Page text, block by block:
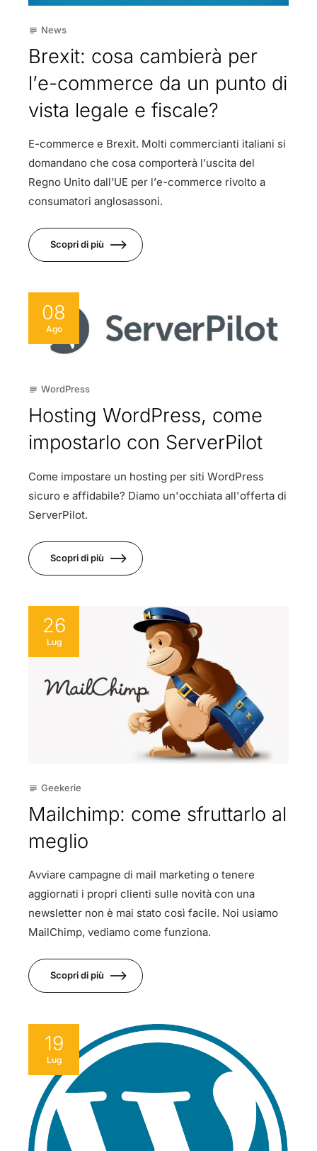
subject News
Brexit: cosa cambierà per
l’e-commerce da un punto di
vista legale e fiscale?
E-commerce e Brexit. Molti commercianti italiani si
domandano che cosa comporterà l’uscita del
Regno Unito dall’UE per l’e-commerce rivolto a
consumatori anglosassoni.
Scopri di più
08
Ago
subject WordPress
Hosting WordPress, come
impostarlo con ServerPilot
Come impostare un hosting per siti WordPress
sicuro e affidabile? Diamo un'occhiata all'offerta di
ServerPilot.
Scopri di più
26
Lug
subject Geekerie
Mailchimp: come sfruttarlo al
meglio
Avviare campagne di mail marketing o tenere
aggiornati i propri clienti sulle novità con una
newsletter non è mai stato così facile. Noi usiamo
MailChimp, vediamo come funziona.
Scopri di più
19
Lug